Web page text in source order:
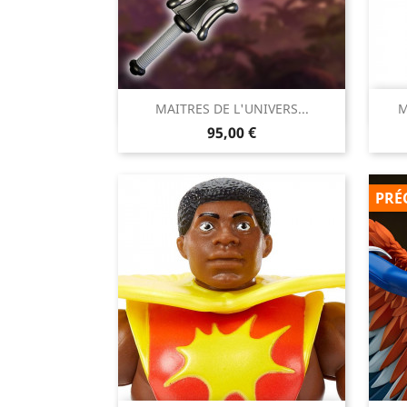
MAITRES DE L'UNIVERS...
Prix
95,00 €
Aperçu rapide